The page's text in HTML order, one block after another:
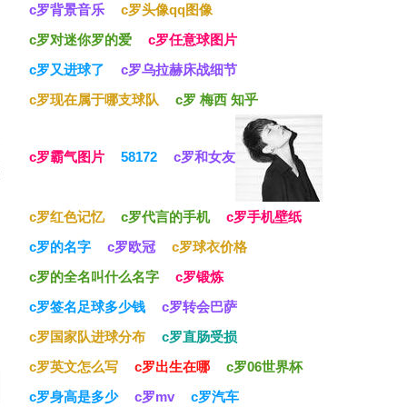
c罗背景音乐
c罗头像qq图像
c罗对迷你罗的爱
c罗任意球图片
c罗又进球了
c罗乌拉赫床战细节
c罗现在属于哪支球队
c罗 梅西 知乎
c罗霸气图片 58172 c罗和女友
c罗红色记忆 c罗代言的手机
c罗手机壁纸
c罗的名字
c罗欧冠
c罗球衣价格
c罗的全名叫什么名字
c罗锻炼
c罗签名足球多少钱
c罗转会巴萨
c罗国家队进球分布
c罗直肠受损
c罗英文怎么写
c罗出生在哪
c罗06世界杯
c罗身高是多少
c罗mv
c罗汽车